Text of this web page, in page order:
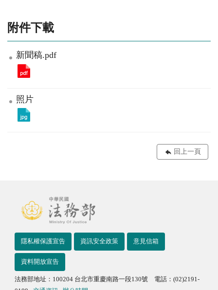
附件下載
新聞稿.pdf
照片
回上一頁
隱私權保護宣告 資訊安全政策 意見信箱
資料開放宣告
法務部地址：100204 台北市重慶南路一段130號 電話：(02)2191-